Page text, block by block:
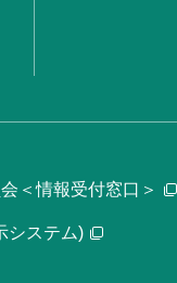
＜情報受付窓口＞
システム)